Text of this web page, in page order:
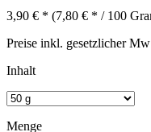
3,90 € * (7,80 € * / 100
Preise inkl. gesetzlicher
Inhalt
Menge